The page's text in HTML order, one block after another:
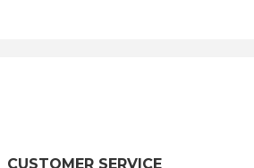
CUSTOMER SERVICE